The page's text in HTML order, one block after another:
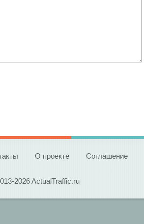
О проекте Соглашение
2026 ActualTraffic.ru